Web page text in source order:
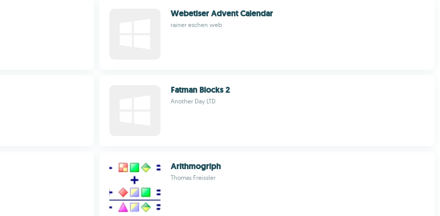
Webetiser Advent Calendar
rainer eschen web
Fatman Blocks 2
Another Day LTD
Arithmogriph
Thomas Freissler